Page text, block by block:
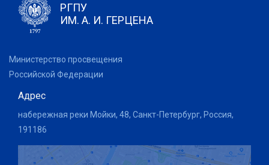
РГПУ
ИМ. А. И. ГЕРЦЕНА
Министерство просвещения
Российской Федерации
Адрес
набережная реки Мойки, 48, Санкт-Петербург, Россия,
191186